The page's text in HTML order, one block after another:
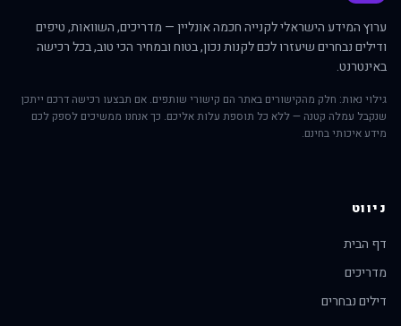
ערוץ המידע הישראלי לקנייה חכמה אונליין — מדריכים, השוואות, טיפים
ודילים נבחרים שיעזרו לכם לקנות נכון, בטוח ובמחיר הכי טוב, בכל רכישה
באינטרנט.
גילוי נאות: חלק מהקישורים באתר הם קישורי שותפים. אם תבצעו רכישה דרכם ייתכן
שנקבל עמלה קטנה — ללא כל תוספת עלות אליכם. כך אנחנו ממשיכים לספק לכם
מידע איכותי בחינם.
ניווט
דף הבית
מדריכים
דילים נבחרים